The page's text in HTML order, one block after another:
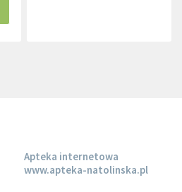
Apteka internetowa
www.apteka-natolinska.pl